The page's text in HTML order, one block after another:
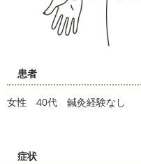
患者
女性 40代 鍼灸経験なし
症状